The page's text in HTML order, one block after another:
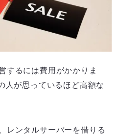
するには費用がかかりま
人が思っているほど高額な
レンタルサーバーを借りる